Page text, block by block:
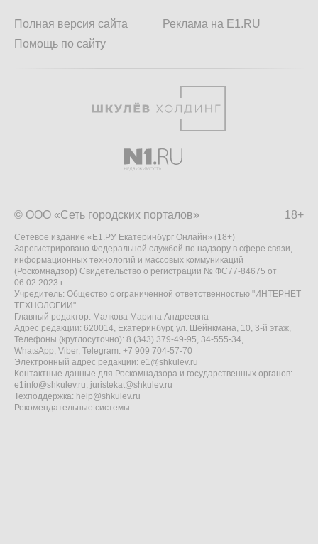
Полная версия сайта
Помощь по сайту
Реклама на E1.RU
18+
© ООО «Сеть городских порталов»
Сетевое издание «Е1.РУ Екатеринбург Онлайн» (18+)
Зарегистрировано Федеральной службой по надзору в сфере связи,
информационных технологий и массовых коммуникаций
(Роскомнадзор) Свидетельство о регистрации № ФС77-84675 от
06.02.2023 г.
Учредитель: Общество с ограниченной ответственностью "ИНТЕРНЕТ
ТЕХНОЛОГИИ"
Главный редактор: Малкова Марина Андреевна
Адрес редакции: 620014, Екатеринбург, ул. Шейнкмана, 10, 3-й этаж,
Телефоны (круглосуточно): 8 (343) 379-49-95, 34-555-34,
WhatsApp, Viber, Telegram: +7 909 704-57-70
Электронный адрес редакции: e1@shkulev.ru
Контактные данные для Роскомнадзора и государственных органов:
e1info@shkulev.ru, juristekat@shkulev.ru
Техподдержка: help@shkulev.ru
Рекомендательные системы